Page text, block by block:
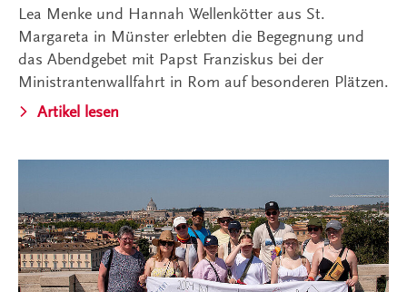
Lea Menke und Hannah Wellenkötter aus St.
Margareta in Münster erlebten die Begegnung und
das Abendgebet mit Papst Franziskus bei der
Ministrantenwallfahrt in Rom auf besonderen Plätzen.
Artikel lesen